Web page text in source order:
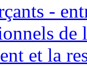
-
de
et la